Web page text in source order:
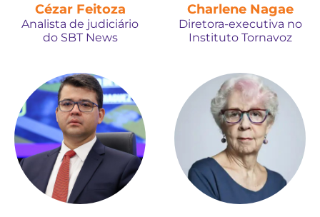
Cézar Feitoza
Analista de judiciário
do SBT News
Charlene Nagae
Diretora-executiva no
Instituto Tornavoz